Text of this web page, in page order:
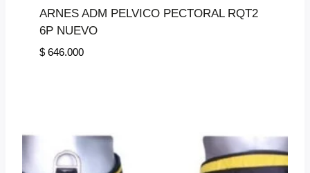
ARNES ADM PELVICO PECTORAL RQT2
6P NUEVO
$646.000